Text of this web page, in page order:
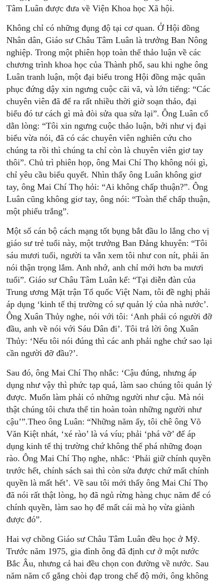
Tâm Luân được đưa về Viện Khoa học Xã hội.
Không chỉ có những đụng độ tại cơ quan. Ở Hội đồng
Nhân dân, Giáo sư Châu Tâm Luân là trưởng Ban Nông
nghiệp. Trong một phiên họp toàn thể thảo luận về các
chương trình khoa học của Thành phố, sau khi nghe ông
Luân tranh luận, một đại biểu trong Hội đồng mặc quân
phục đứng dậy xin ngưng cuộc cãi vã, và lớn tiếng: “Các
chuyên viên đã để ra rất nhiều thời giờ soạn thảo, đại
biểu đó tư cách gì mà đòi sửa qua sửa lại”. Ông Luân cố
dằn lòng: “Tôi xin ngưng cuộc thảo luận, bởi như vị đại
biểu vừa nói, đã có các chuyên viên nghiên cứu cho
chúng ta rồi thì chúng ta chỉ còn là chuyên viên giơ tay
thôi”. Chủ trì phiên họp, ông Mai Chí Thọ không nói gì,
chỉ yêu cầu biểu quyết. Nhìn thấy ông Luân không giơ
tay, ông Mai Chí Thọ hỏi: “Ai không chấp thuận?”. Ông
Luân cũng không giơ tay, ông nói: “Toàn thể chấp thuận,
một phiếu trắng”.
Một số cán bộ cách mạng tốt bụng bắt đầu lo lắng cho vị
giáo sư trẻ tuổi này, một trưởng Ban Đảng khuyên: “Tôi
sáu mươi tuổi, người ta vẫn xem tôi như con nít, phải ăn
nói thận trọng lắm. Anh nhớ, anh chỉ mới hơn ba mươi
tuổi”. Giáo sư Châu Tâm Luân kể: “Tại diễn đàn của
Trung ương Mặt trận Tổ quốc Việt Nam, tôi đề nghị phải
áp dụng ‘kinh tế thị trường có sự quản lý của nhà nước’.
Ông Xuân Thủy nghe, nói với tôi: ‘Anh phải có người đỡ
đầu, anh về nói với Sáu Dân đi’. Tôi trả lời ông Xuân
Thủy: ‘Nếu tôi nói đúng thì các anh phải nghe chứ sao lại
cần người đỡ đầu?’.
Sau đó, ông Mai Chí Thọ nhắc: ‘Cậu đúng, nhưng áp
dụng như vậy thì phức tạp quá, làm sao chúng tôi quản lý
được. Muốn làm phải có những người như cậu. Mà nói
thật chúng tôi chưa thể tin hoàn toàn những người như
cậu’”.Theo ông Luân: “Những năm ấy, tôi chê ông Võ
Văn Kiệt nhát, ‘xé rào’ là vá víu; phải ‘phá vỡ’ để áp
dụng kinh tế thị trường chứ không thể phá những đoạn
rào. Ông Mai Chí Thọ nghe, nhắc: ‘Phải giữ chính quyền
trước hết, chính sách sai thì còn sửa được chứ mất chính
quyền là mất hết’. Về sau tôi mới thấy ông Mai Chí Thọ
đã nói rất thật lòng, họ đã ngủ rừng hàng chục năm để có
chính quyền, làm sao họ để mất cái mà họ vừa giành
được đó”.
Hai vợ chồng Giáo sư Châu Tâm Luân đều học ở Mỹ.
Trước năm 1975, gia đình ông đã định cư ở một nước
Bắc Âu, nhưng cả hai đều chọn con đường về nước. Sau
năm năm cố gắng chòi đạp trong chế độ mới, ông không